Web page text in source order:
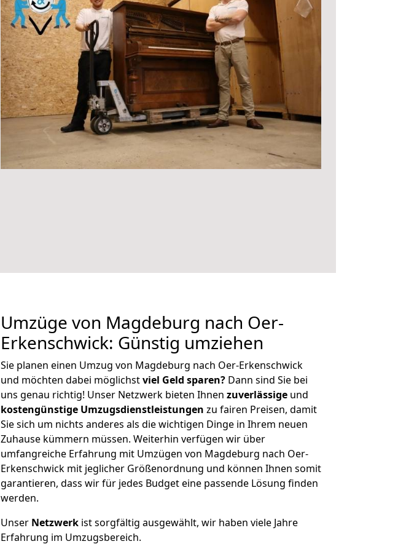
Umzüge von Magdeburg nach Oer-
Erkenschwick: Günstig umziehen
Sie planen einen Umzug von Magdeburg nach Oer-Erkenschwick
und möchten dabei möglichstviel Geld sparen? Dann sind Sie bei
uns genau richtig! Unser Netzwerk bieten Ihnen zuverlässige und
kostengünstige Umzugsdienstleistungen zu fairen Preisen, damit
Sie sich um nichts anderes als die wichtigen Dinge in Ihrem neuen
Zuhause kümmern müssen. Weiterhin verfügen wir über
umfangreiche Erfahrung mit Umzügen von Magdeburg nach Oer-
Erkenschwick mit jeglicher Größenordnung und können Ihnen somit
garantieren, dass wir für jedes Budget eine passende Lösung finden
werden.
Unser Netzwerk ist sorgfältig ausgewählt, wir haben viele Jahre
Erfahrung im Umzugsbereich.